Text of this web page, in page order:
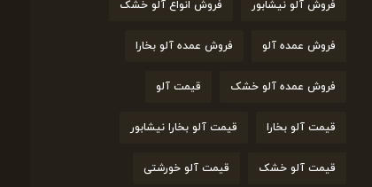
فروش آلو نیشابور فروش انواع آلو خشک
فروش عمده آلو فروش عمده آلو بخارا
فروش عمده آلو خشک قیمت آلو
قیمت آلو بخارا قیمت آلو بخارا نیشابور
قیمت آلو خشک قیمت آلو خورشتی